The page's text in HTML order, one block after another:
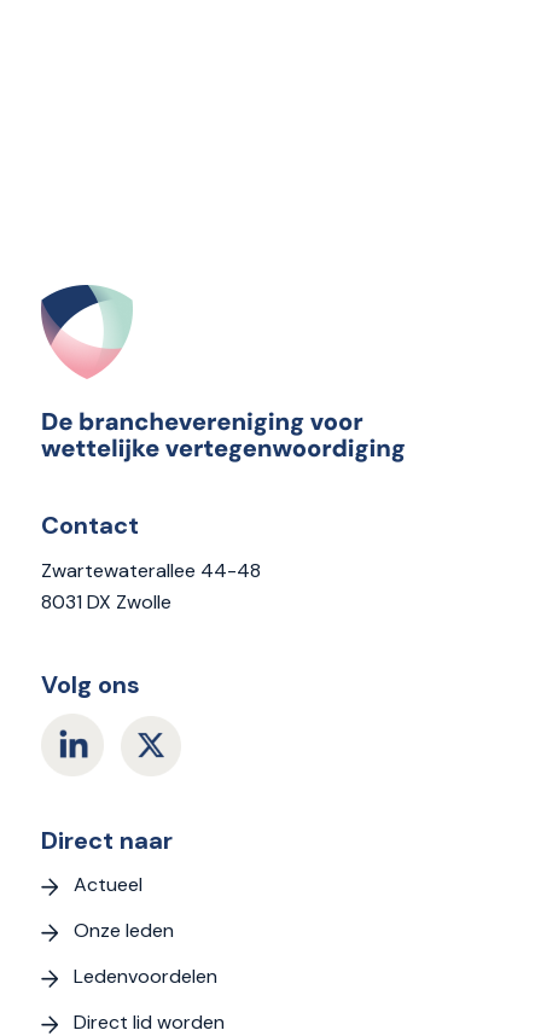
Contact
Zwartewaterallee 44-48
8031 DX Zwolle
Volg ons
Direct naar
Actueel
Onze leden
Ledenvoordelen
Direct lid worden